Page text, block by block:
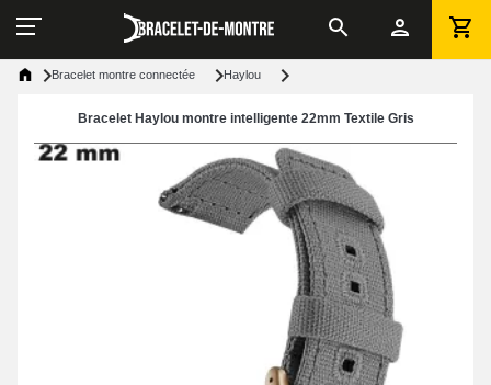
Bracelet montre connectée Haylou
Bracelet Haylou montre intelligente 22mm Textile Gris